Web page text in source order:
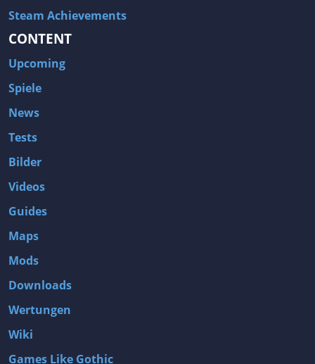
Steam Achievements
CONTENT
Upcoming
Spiele
News
Tests
Bilder
Videos
Guides
Maps
Mods
Downloads
Wertungen
Wiki
Games Like Gothic